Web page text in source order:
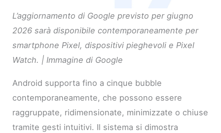
L’aggiornamento di Google previsto per giugno
2026 sarà disponibile contemporaneamente per
smartphone Pixel, dispositivi pieghevoli e Pixel
Watch. | Immagine di Google
Android supporta fino a cinque bubble
contemporaneamente, che possono essere
raggruppate, ridimensionate, minimizzate o chiuse
tramite gesti intuitivi. Il sistema si dimostra